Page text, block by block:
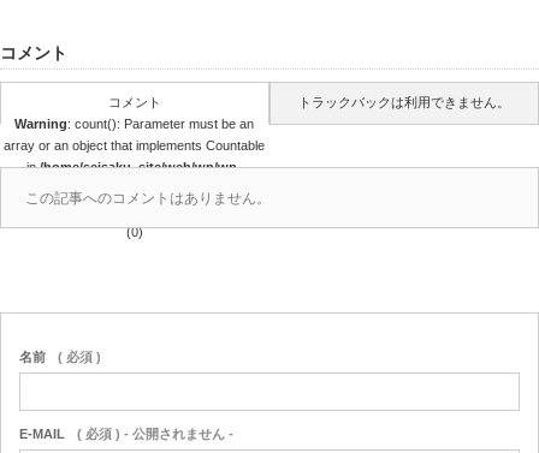
コメント
コメント
Warning: count(): Parameter must be an
array or an object that implements Countable
in/home/seisaku_site/web/wp/wp-
content/themes/seisaku/comments.php
39
(0)
トラックバックは利用できません。
この記事へのコメントはありません。
名前 ( 必須 )
E-MAIL ( 必須 ) - 公開されません -